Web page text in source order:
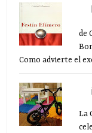
de
Como advierte el
La